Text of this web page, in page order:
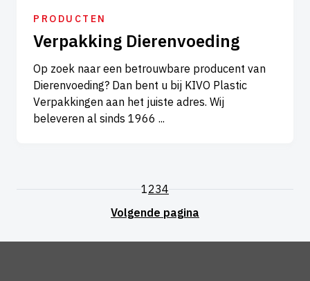
PRODUCTEN
Verpakking Dierenvoeding
Op zoek naar een betrouwbare producent van
Dierenvoeding? Dan bent u bij KIVO Plastic
Verpakkingen aan het juiste adres. Wij
beleveren al sinds 1966 ...
1234